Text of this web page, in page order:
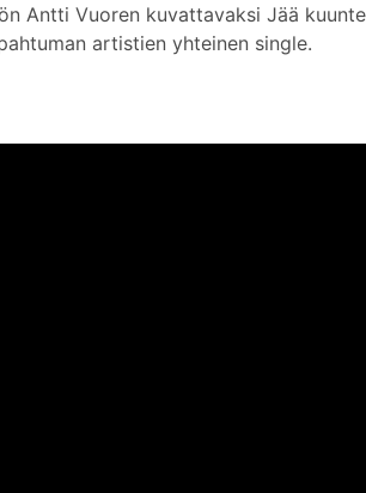
Antti Vuoren kuvattavaksi Jää
artistien yhteinen single.